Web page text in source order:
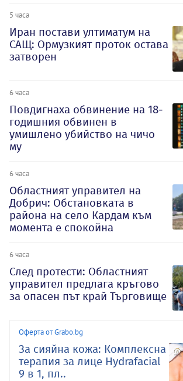
5 часа
Иран постави ултиматум на
САЩ: Ормузкият проток остава
затворен
6 часа
Повдигнаха обвинение на 18-
годишния обвинен в
умишлено убийство на чичо
му
6 часа
Oбластният управител на
Добрич: Обстановката в
района на село Кардам към
момента е спокойна
6 часа
След протести: Областният
управител предлага кръгово
за опасен път край Търговище
Оферта от Grabo.bg
За сияйна кожа: Комплексна
терапия за лице Hydrafacial
9 в 1, пл..